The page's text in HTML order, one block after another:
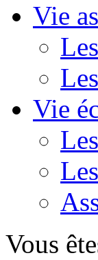
Vie
Vie
Vous